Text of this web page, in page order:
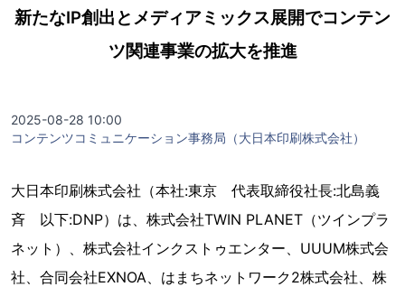
新たなIP創出とメディアミックス展開でコンテン
ツ関連事業の拡大を推進
2025-08-28 10:00
コンテンツコミュニケーション事務局（大日本印刷株式会社）
大日本印刷株式会社（本社:東京 代表取締役社長:北島義
斉 以下:DNP）は、株式会社TWIN PLANET（ツインプラ
ネット）、株式会社インクストゥエンター、UUUM株式会
社、合同会社EXNOA、はまちネットワーク2株式会社、株